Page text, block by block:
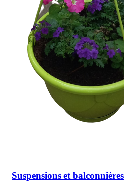
Suspensions et balconnières